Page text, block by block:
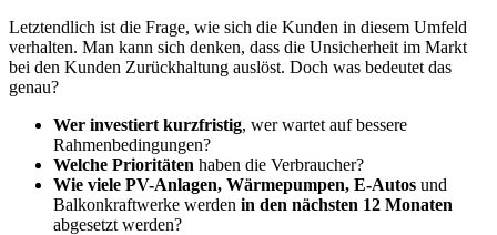
Letztendlich ist die Frage, wie sich die Kunden in diesem Umfeld
verhalten. Man kann sich denken, dass die Unsicherheit im Markt
bei den Kunden Zurückhaltung auslöst. Doch was bedeutet das
genau?
Wer investiert kurzfristig, wer wartet auf bessere
Rahmenbedingungen?
Welche Prioritäten haben die Verbraucher?
Wie viele PV-Anlagen, Wärmepumpen, E-Autos und
Balkonkraftwerke werden in den nächsten 12 Monaten
abgesetzt werden?